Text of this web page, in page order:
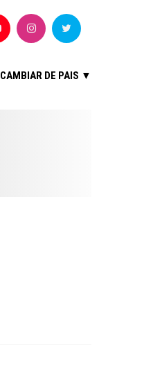
CAMBIAR DE PAIS ▼